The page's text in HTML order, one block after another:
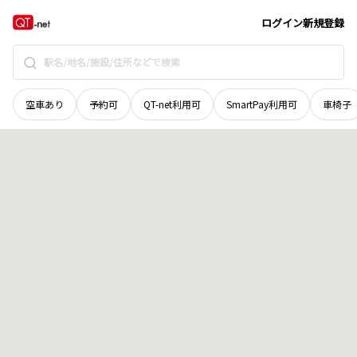
ログイン新規登録
空車あり 予約可 QT-net利用可 SmartPay利用可 車椅子
北海道